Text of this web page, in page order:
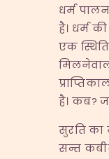
धर्म
है। धर्म
एक
है। कब?
सुरति का
सन्त